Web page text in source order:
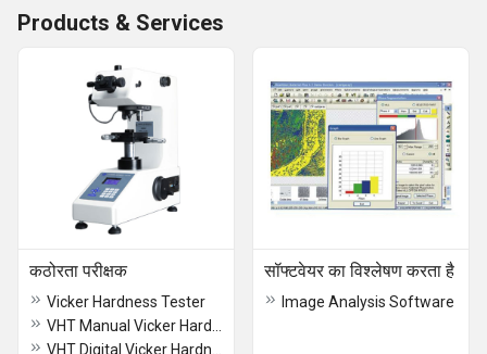
Products & Services
कठोरता परीक्षक
Vicker Hardness Tester
सॉफ्टवेयर का विश्लेषण करता है
Image Analysis Software